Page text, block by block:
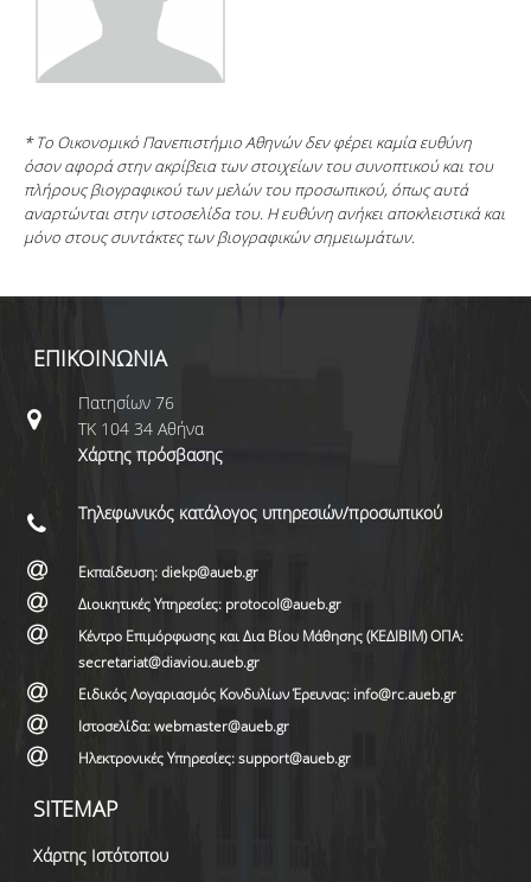
* Το Οικονομικό Πανεπιστήμιο Αθηνών δεν φέρει καμία ευθύνη
όσον αφορά στην ακρίβεια των στοιχείων του συνοπτικού και του
πλήρους βιογραφικού των μελών του προσωπικού, όπως αυτά
αναρτώνται στην ιστοσελίδα του. Η ευθύνη ανήκει αποκλειστικά και
μόνο στους συντάκτες των βιογραφικών σημειωμάτων.
ΕΠΙΚΟΙΝΩΝΙΑ
Πατησίων 76
ΤΚ 104 34 Αθήνα
Χάρτης πρόσβασης
Τηλεφωνικός κατάλογος υπηρεσιών/προσωπικού
Εκπαίδευση: diekp@aueb.gr
Διοικητικές Υπηρεσίες: protocol@aueb.gr
Κέντρο Επιμόρφωσης και Δια Βίου Μάθησης (ΚΕΔΙΒΙΜ) ΟΠΑ:
secretariat@diaviou.aueb.gr
Ειδικός Λογαριασμός Κονδυλίων Έρευνας: info@rc.aueb.gr
Ιστοσελίδα: webmaster@aueb.gr
Ηλεκτρονικές Υπηρεσίες: support@aueb.gr
SITEMAP
Χάρτης Ιστότοπου